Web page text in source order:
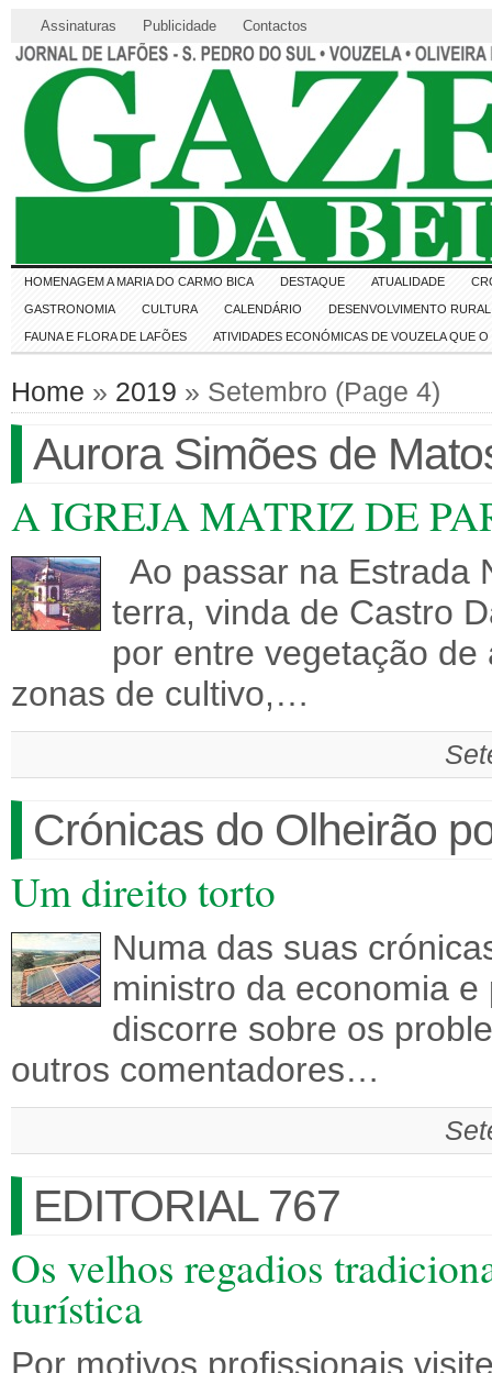
Assinaturas Publicidade Contactos
HOMENAGEM A MARIA DO CARMO BICA DESTAQUE ATUALIDADE
GASTRONOMIA CULTURA CALENDÁRIO DESENVOLVIMENTO RURAL
FAUNA E FLORA DE LAFÕES ATIVIDADES ECONÓMICAS DE VOUZELA QUE
Home » 2019 » Setembro (Page 4)
Aurora Simões de
A IGREJA MATRIZ DE
Ao passar na Estrada
terra, vinda de Castro
por entre vegetação
zonas de cultivo,…
Crónicas do Olheirão
Um direito torto
Numa das suas
ministro da economia
discorre sobre os
outros comentadores…
EDITORIAL 767
Os velhos regadios
turística
Por motivos profissionais